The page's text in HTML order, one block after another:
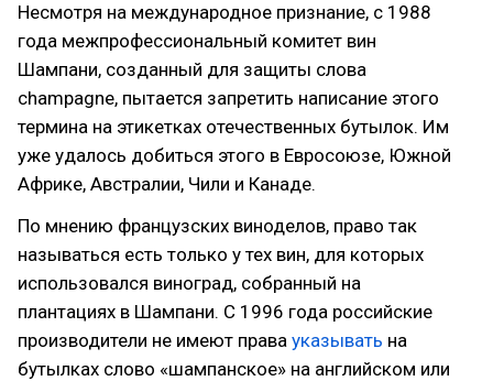
Несмотря на международное признание, с 1988
года межпрофессиональный комитет вин
Шампани, созданный для защиты слова
champagne, пытается запретить написание этого
термина на этикетках отечественных бутылок. Им
уже удалось добиться этого в Евросоюзе, Южной
Африке, Австралии, Чили и Канаде.
По мнению французских виноделов, право так
называться есть только у тех вин, для которых
использовался виноград, собранный на
плантациях в Шампани. С 1996 года российские
производители не имеют права указывать на
бутылках слово «шампанское» на английском или